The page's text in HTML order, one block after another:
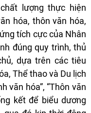
lượng thực hiện
hóa, thôn văn hóa,
tích cực của Nhân
đúng quy trình, thủ
dựa trên các tiêu
Thể thao và Du lịch
văn hóa”, “Thôn văn
kết để biểu dương